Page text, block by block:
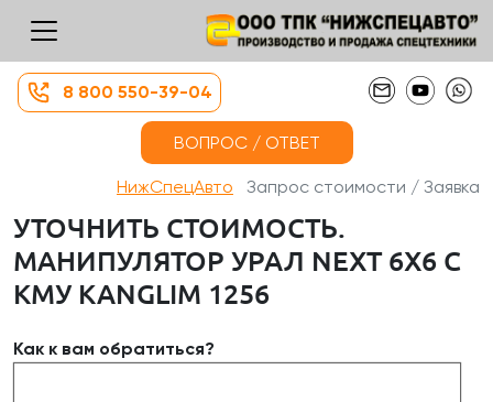
8 800 550-39-04
ВОПРОС / ОТВЕТ
НижСпецАвто Запрос стоимости / Заявка
УТОЧНИТЬ СТОИМОСТЬ.
МАНИПУЛЯТОР УРАЛ NEXT 6X6 С
КМУ KANGLIM 1256
Как к вам обратиться?